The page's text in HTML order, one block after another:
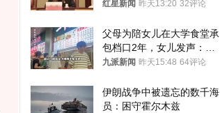
红星新闻 昨天13:20 32评论
父母为陪女儿在大学食堂承
包档口2年，女儿发声：初
衷是为了陪伴，毕业后将不
九派新闻 昨天15:48 64评论
伊朗战争中被遗忘的数千海
员：困守霍尔木兹